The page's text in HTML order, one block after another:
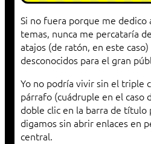
Si no fuera porque me dedico
temas, nunca me percataría
atajos (de ratón, en este
desconocidos para el gran
Yo no podría vivir sin el triple
párrafo (cuádruple en el
doble clic en la barra de título
digamos sin abrir enlaces en
central.